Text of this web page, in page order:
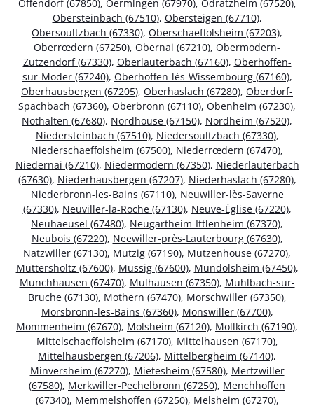
Offendorf (67850), Oermingen (67970), Odratzheim (67520),
Obersteinbach (67510), Obersteigen (67710),
Obersoultzbach (67330), Oberschaeffolsheim (67203),
Oberrœdern (67250), Obernai (67210), Obermodern-
Zutzendorf (67330), Oberlauterbach (67160), Oberhoffen-
sur-Moder (67240), Oberhoffen-lès-Wissembourg (67160),
Oberhausbergen (67205), Oberhaslach (67280), Oberdorf-
Spachbach (67360), Oberbronn (67110), Obenheim (67230),
Nothalten (67680), Nordhouse (67150), Nordheim (67520),
Niedersteinbach (67510), Niedersoultzbach (67330),
Niederschaeffolsheim (67500), Niederrœdern (67470),
Niedernai (67210), Niedermodern (67350), Niederlauterbach
(67630), Niederhausbergen (67207), Niederhaslach (67280),
Niederbronn-les-Bains (67110), Neuwiller-lès-Saverne
(67330), Neuviller-la-Roche (67130), Neuve-Église (67220),
Neuhaeusel (67480), Neugartheim-Ittlenheim (67370),
Neubois (67220), Neewiller-près-Lauterbourg (67630),
Natzwiller (67130), Mutzig (67190), Mutzenhouse (67270),
Muttersholtz (67600), Mussig (67600), Mundolsheim (67450),
Munchhausen (67470), Mulhausen (67350), Muhlbach-sur-
Bruche (67130), Mothern (67470), Morschwiller (67350),
Morsbronn-les-Bains (67360), Monswiller (67700),
Mommenheim (67670), Molsheim (67120), Mollkirch (67190),
Mittelschaeffolsheim (67170), Mittelhausen (67170),
Mittelhausbergen (67206), Mittelbergheim (67140),
Minversheim (67270), Mietesheim (67580), Mertzwiller
(67580), Merkwiller-Pechelbronn (67250), Menchhoffen
(67340), Memmelshoffen (67250), Melsheim (67270),